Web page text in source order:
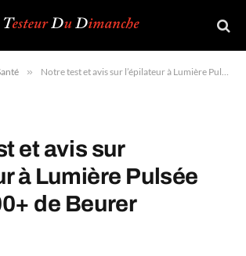
» Notre test et avis sur l’épilateur à Lumière Pulsée IPL 10000+ de Beurer
et avis sur
à Lumière Pulsée
de Beurer